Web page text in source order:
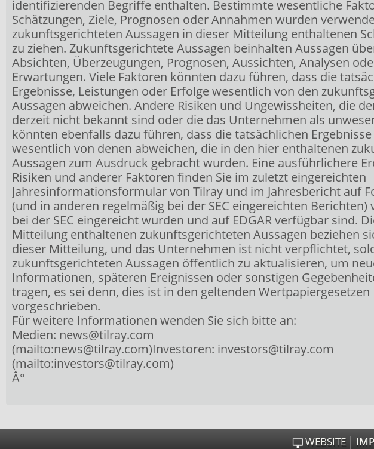
identifizierenden Begriffe enthalten. Bestimmte wesentliche
Schätzungen, Ziele, Prognosen oder Annahmen wurden
zukunftsgerichteten Aussagen in dieser Mitteilung enthaltenen
zu ziehen. Zukunftsgerichtete Aussagen beinhalten Aussagen
Absichten, Überzeugungen, Prognosen, Aussichten, Analysen
Erwartungen. Viele Faktoren könnten dazu führen, dass die
Ergebnisse, Leistungen oder Erfolge wesentlich von den
Aussagen abweichen. Andere Risiken und Ungewissheiten, die
derzeit nicht bekannt sind oder die das Unternehmen als
könnten ebenfalls dazu führen, dass die tatsächlichen
wesentlich von denen abweichen, die in den hier enthaltenen
Aussagen zum Ausdruck gebracht wurden. Eine ausführlichere
Risiken und anderer Faktoren finden Sie im zuletzt eingereichten
Jahresinformationsformular von Tilray und im Jahresbericht auf
(und in anderen regelmäßig bei der SEC eingereichten Berichten)
bei der SEC eingereicht wurden und auf EDGAR verfügbar sind.
Mitteilung enthaltenen zukunftsgerichteten Aussagen beziehen
dieser Mitteilung, und das Unternehmen ist nicht verpflichtet,
zukunftsgerichteten Aussagen öffentlich zu aktualisieren, um
Informationen, späteren Ereignissen oder sonstigen
tragen, es sei denn, dies ist in den geltenden Wertpapiergesetzen
vorgeschrieben.
Für weitere Informationen wenden Sie sich bitte an:
Medien: news@tilray.com
(mailto:news@tilray.com)Investoren: investors@tilray.com
(mailto:investors@tilray.com)
Â°
WEBSITE